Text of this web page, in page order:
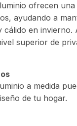
ofrecen
ayudando a
en invierno.
superior de
a medida
de tu hogar.